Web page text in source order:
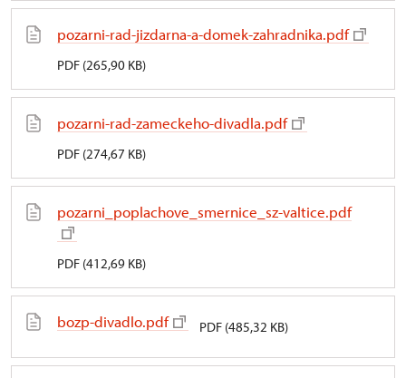
pozarni-rad-jizdarna-a-domek-zahradnika.pdf
PDF (265,90 KB)
pozarni-rad-zameckeho-divadla.pdf
PDF (274,67 KB)
pozarni_poplachove_smernice_sz-valtice.pdf
PDF (412,69 KB)
bozp-divadlo.pdf PDF (485,32 KB)